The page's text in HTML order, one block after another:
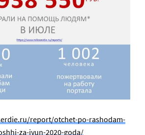
report/otchet-po-rashodam-
za-iyun-2020-goda/